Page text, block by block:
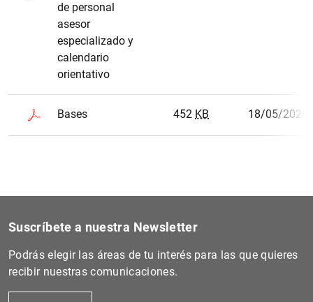
de personal
asesor
especializado y
calendario
orientativo
Bases 452 KB 18/05/2026
Suscríbete a nuestra Newsletter
Podrás elegir las áreas de tu interés para las que quieres
recibir nuestras comunicaciones.